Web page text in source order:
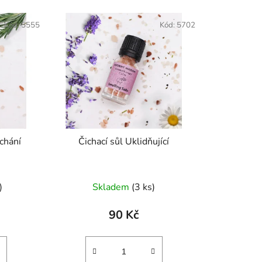
r
o
d
u
k
t
ů
dýchání
Kód:5555
Čichací sůl Uklidňující
Skladem (3 ks)
90 Kč
Kód: 5702